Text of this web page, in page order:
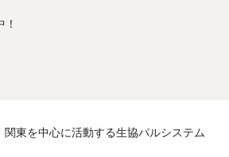
関東を中心に活動する生協パルシステム